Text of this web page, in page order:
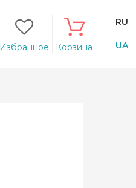
Избранное Корзина
RU
UA